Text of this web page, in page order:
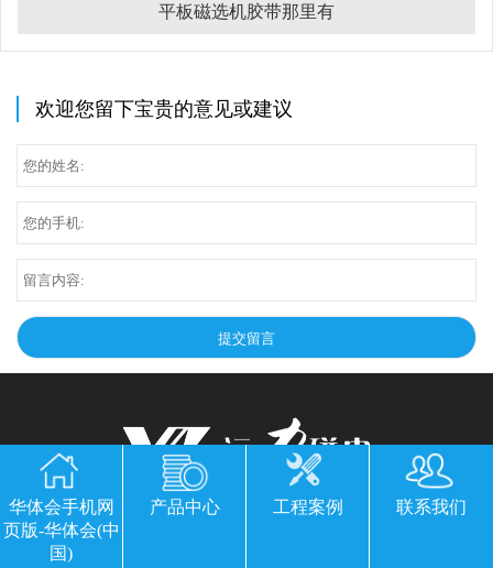
平板磁选机胶带那里有
欢迎您留下宝贵的意见或建议
华体会手机网页版-华体会(中国)
公司地址：山东临朐县经济开发区北环路
华体会手机网
页版-华体会(中
国)
产品中心 工程案例 联系我们